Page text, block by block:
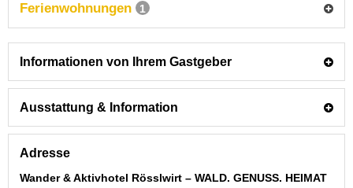
Ferienwohnungen 1
Informationen von Ihrem Gastgeber
Ausstattung & Information
Adresse
Wander & Aktivhotel Rösslwirt – WALD. GENUSS. HEIMAT